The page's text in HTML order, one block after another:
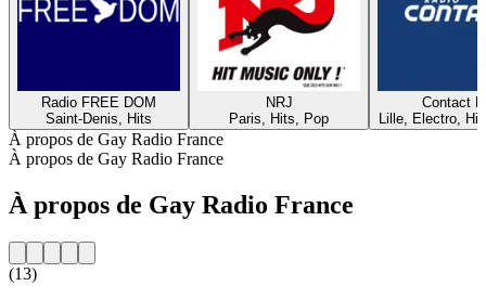
Radio FREE DOM
Saint-Denis, Hits
NRJ
Paris, Hits, Pop
Contact
Lille, Electro,
À propos de Gay Radio France
À propos de Gay Radio France
À propos de Gay Radio France
(13)